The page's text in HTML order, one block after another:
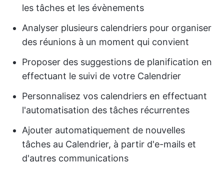
les tâches et les évènements
Analyser plusieurs calendriers pour organiser
des réunions à un moment qui convient
Proposer des suggestions de planification en
effectuant le suivi de votre Calendrier
Personnalisez vos calendriers en effectuant
l'automatisation des tâches récurrentes
Ajouter automatiquement de nouvelles
tâches au Calendrier, à partir d'e-mails et
d'autres communications